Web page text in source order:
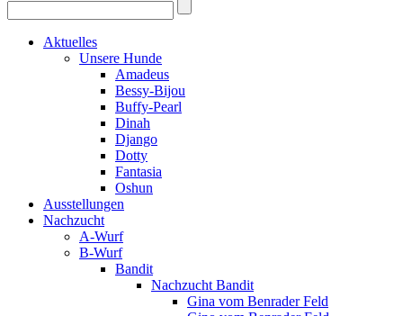
Aktuelles
Unsere Hunde
Amadeus
Bessy-Bijou
Buffy-Pearl
Dinah
Django
Dotty
Fantasia
Oshun
Ausstellungen
Nachzucht
A-Wurf
B-Wurf
Bandit
Nachzucht Bandit
Gina vom Benrader Feld